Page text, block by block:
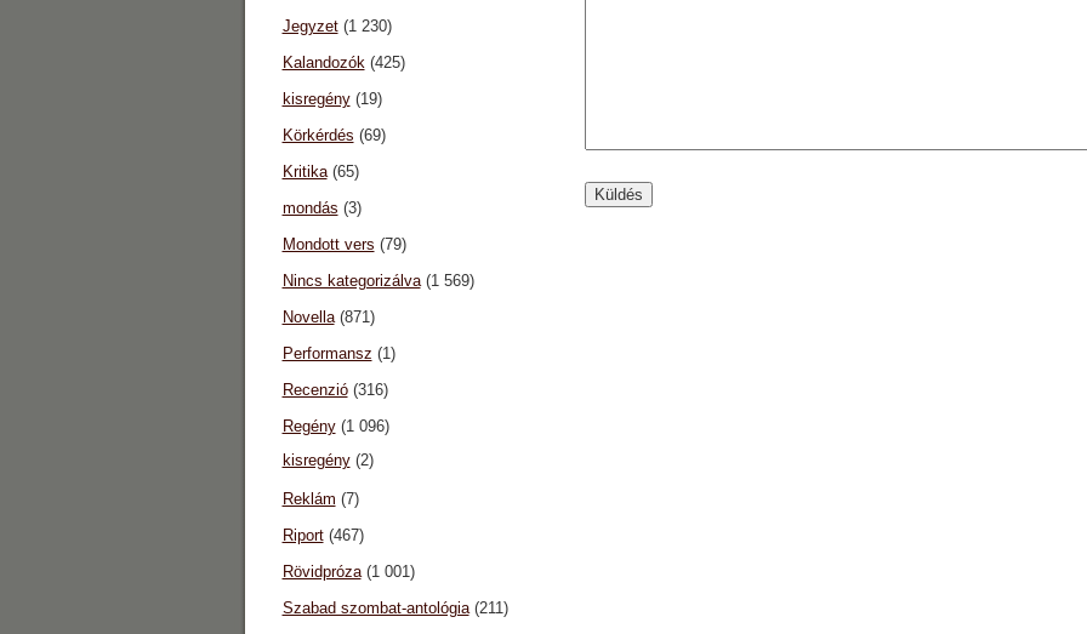
Jegyzet(1 230)
Kalandozók(425)
kisregény(19)
Körkérdés (69)
Kritika(65)
mondás (3)
Mondott vers (79)
Nincs kategorizálva(1 569)
Novella(871)
Performansz (1)
Recenzió(316)
Regény(1 096)
kisregény(2)
Reklám (7)
Riport(467)
Rövidpróza(1 001)
Szabad szombat-antológia(211)